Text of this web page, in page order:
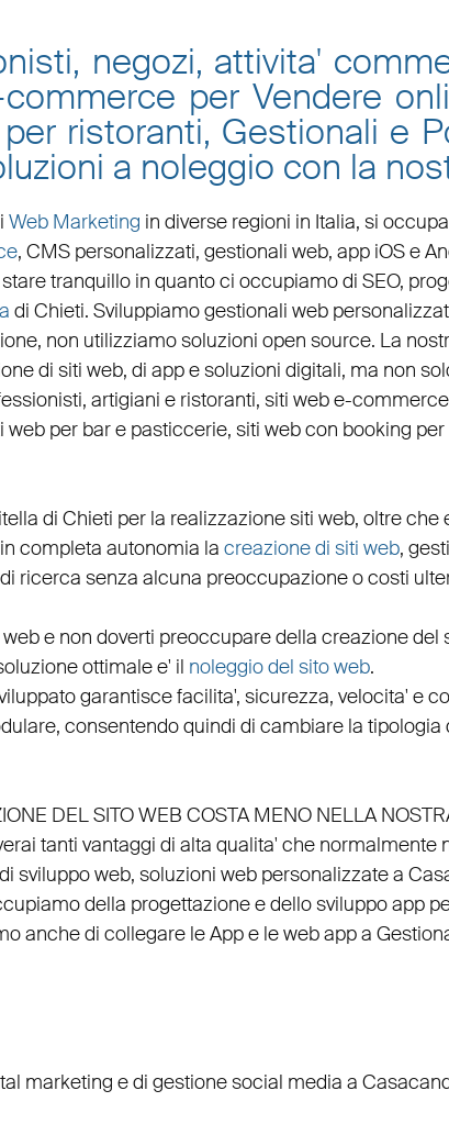
negozi, attivita'
per Vendere
ristoranti, Gestionali e
a noleggio con la
Web Marketing in diverse regioni in Italia, si
, CMS personalizzati, gestionali web, app iOS e
stare tranquillo in quanto ci occupiamo di SEO,
di Chieti. Sviluppiamogestionali web
non utilizziamo soluzioni open source. La
di siti web, di app e soluzioni digitali, ma non
, artigiani e ristoranti, siti web e-commerce
web per bare pasticcerie, siti web con booking per
di Chieti per la realizzazione siti web, oltre che
completa autonomia la creazione di siti web,
ricerca senza alcuna preoccupazione o costi
e non doverti preoccupare della creazione del
ottimale e' il noleggio del sito web.
garantiscefacilita', sicurezza, velocita' e
, consentendo quindi di cambiare la
DEL SITO WEB COSTA MENO NELLA
tanti vantaggi di alta qualita' che normalmente
sviluppo web, soluzioni web personalizzate a
della progettazionee dellosviluppo app
anche di collegareleAppe leweb appa
marketing e di gestione social media a